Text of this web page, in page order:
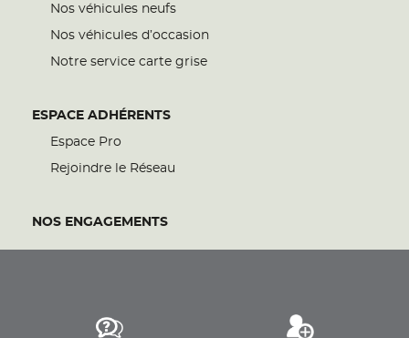
Nos véhicules neufs
Nos véhicules d’occasion
Notre service carte grise
ESPACE ADHÉRENTS
Espace Pro
Rejoindre le Réseau
NOS ENGAGEMENTS